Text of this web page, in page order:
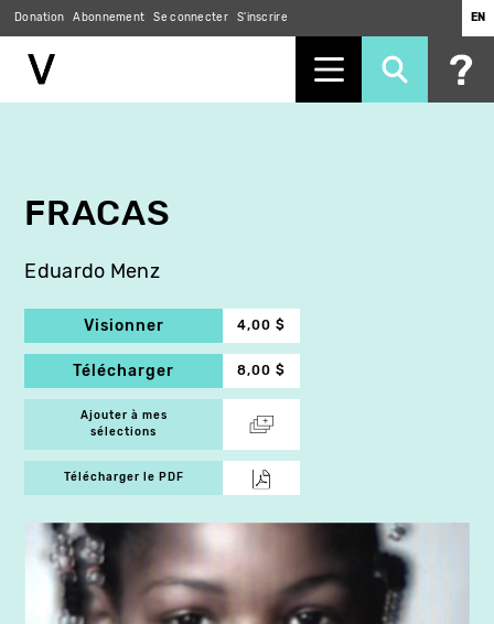
Donation Abonnement Se connecter S'inscrire EN
FRACAS
Eduardo Menz
Visionner 4,00 $
Télécharger 8,00 $
Ajouter à mes
sélections
Télécharger le PDF